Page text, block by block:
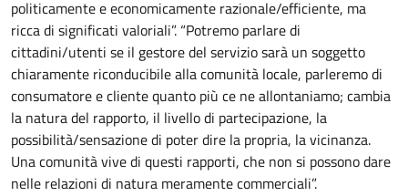
politicamente e economicamente razionale/efficiente, ma
ricca di significati valoriali”. “Potremo parlare di
cittadini/utenti se il gestore del servizio sarà un soggetto
chiaramente riconducibile alla comunità locale, parleremo di
consumatore e cliente quanto più ce ne allontaniamo; cambia
la natura del rapporto, il livello di partecipazione, la
possibilità/sensazione di poter dire la propria, la vicinanza.
Una comunità vive di questi rapporti, che non si possono dare
nelle relazioni di natura meramente commerciali”.